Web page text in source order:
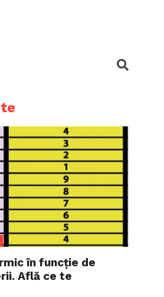
în funcție de
Află ce te